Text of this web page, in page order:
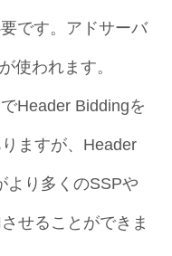
です。アドサーバ
使われます。
Header Biddingを
ますが、Header
より多くのSSPや
せることができま